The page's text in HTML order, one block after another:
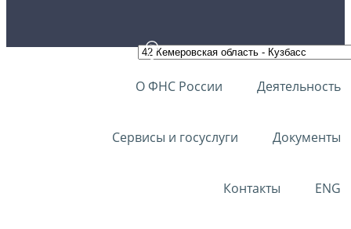
О ФНС России Деятельность
Сервисы и госуслуги Документы
Контакты ENG